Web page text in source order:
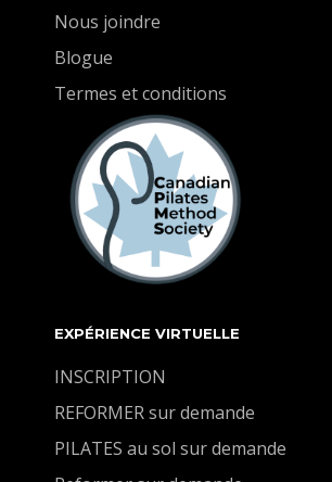
Nous joindre
Blogue
Termes et conditions
EXPÉRIENCE VIRTUELLE
INSCRIPTION
REFORMER sur demande
PILATES au sol sur demande